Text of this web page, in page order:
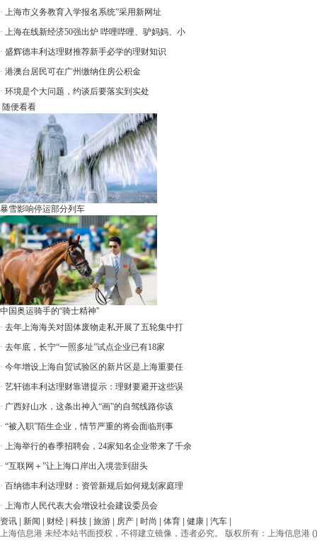
· 上海市义务教育入学报名系统”采用新网址
· 上海在线新经济50强出炉 哔哩哔哩、驴妈妈、小
· 盛辉德丰利达理财推荐新手必学的理财知识
· 港澳台居民可在广州缴纳住房公积金
· 环境是个大问题，约谈后要落实到实处
随便看看
暴雪影响停运部分列车
中国奥运骑手的“骑士精神”
· 去年上海海关对固体废物走私开展了五轮集中打
· 去年底，长宁“一照多址”试点企业已有18家
· 今年增设上海自贸试验区的新片区是上海重要任
· 艺轩德丰利达理财靠谱提示：理财要避开这些误
· 广西好山水，这条出神入“画”的自驾线路你该
· “被入职”陌生企业，情节严重的将会面临刑事
· 上海举行的春季招聘会，24家知名企业带来了千余
· “互联网＋”让上海口岸出入境尝到甜头
· 百纳德丰利达理财：资管新规后如何规划家庭理
· 上海市人民代表大会增设社会建设委员会
资讯
新闻 财经 科技 旅游 房产 时尚 体育 健康 汽车
上海信息港 未经本站书面授权，不得建立镜像，违者必究。 版权所有：上海信息